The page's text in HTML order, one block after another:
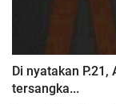
Di nyatakan
tersangka...